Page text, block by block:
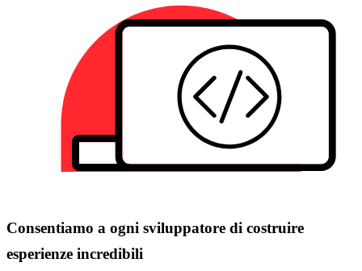
Consentiamo a ogni sviluppatore di costruire
esperienze incredibili